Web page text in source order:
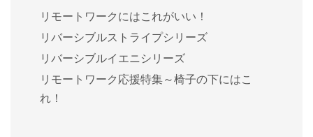
リモートワークにはこれがいい！
リバーシブルストライプシリーズ
リバーシブルイエニシリーズ
リモートワーク応援特集～椅子の下にはこ
れ！